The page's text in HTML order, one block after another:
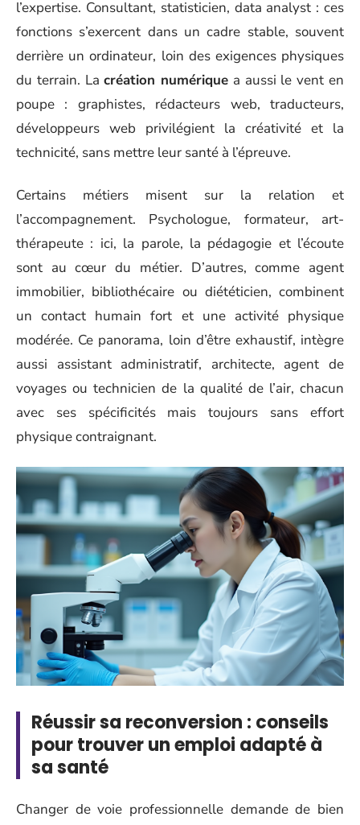
l’expertise. Consultant, statisticien, data analyst : ces
fonctions s’exercent dans un cadre stable, souvent
derrière un ordinateur, loin des exigences physiques
du terrain. Lacréation numérique a aussi le vent en
poupe : graphistes, rédacteurs web, traducteurs,
développeurs web privilégient la créativité et la
technicité, sans mettre leur santé à l’épreuve.
Certains métiers misent sur la relation et
l’accompagnement. Psychologue, formateur, art-
thérapeute : ici, la parole, la pédagogie et l’écoute
sont au cœur du métier. D’autres, comme agent
immobilier, bibliothécaire ou diététicien, combinent
un contact humain fort et une activité physique
modérée. Ce panorama, loin d’être exhaustif, intègre
aussi assistant administratif, architecte, agent de
voyages ou technicien de la qualité de l’air, chacun
avec ses spécificités mais toujours sans effort
physique contraignant.
Réussir sa reconversion : conseils
pour trouver un emploi adapté à
sa santé
Changer de voie professionnelle demande de bien